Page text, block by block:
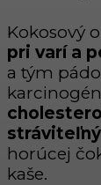
Kokosový
pri varí a
a tým
cholestero
stráviteľný
horúcej
kaše.